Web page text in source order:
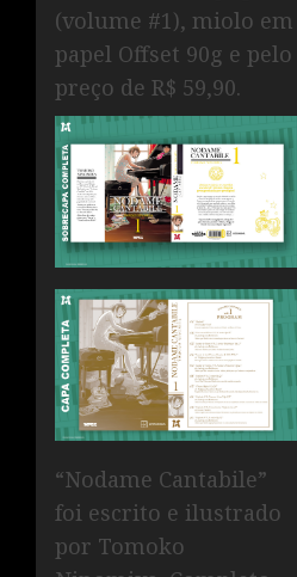
(volume #1), miolo em
papel Offset 90g e pelo
preço de R$ 59,90.
“Nodame Cantabile”
foi escrito e ilustrado
por Tomoko